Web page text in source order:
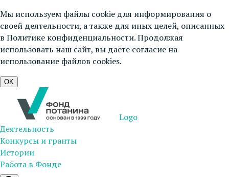
Мы используем файлы cookie для информирования о
своей деятельности, а также для иных целей, описанных
в Политике конфиденциальности. Продолжая
использовать наш сайт, вы даете согласие на
использование файлов cookies.
OK
Logo
Деятельность
Конкурсы и гранты
Истории
Работа в Фонде